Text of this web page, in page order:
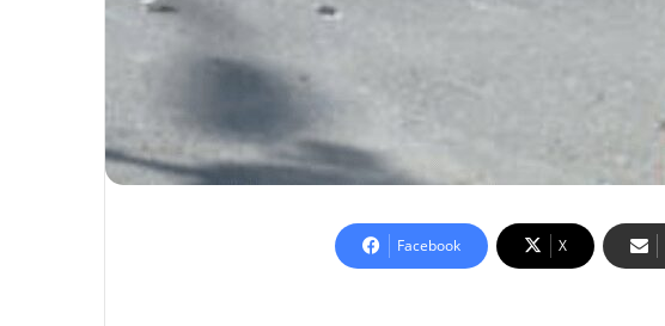
Facebook X